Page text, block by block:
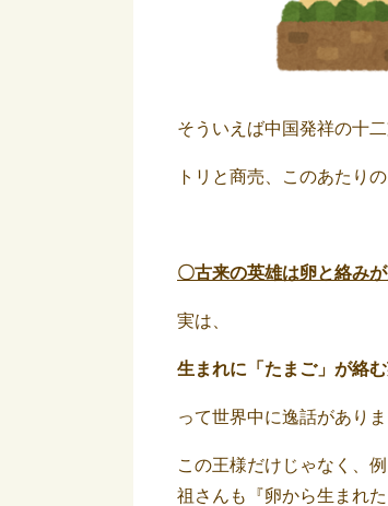
そういえば中国発祥の十
トリと商売、このあたり
〇古来の英雄は卵と絡み
実は、
生まれに「たまご」が絡
って世界中に逸話がありま
この王様だけじゃなく、
祖さんも『卵から生まれ